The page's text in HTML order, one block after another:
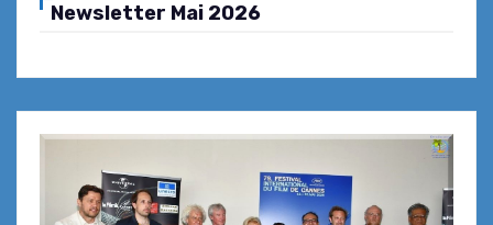
Newsletter Mai 2026